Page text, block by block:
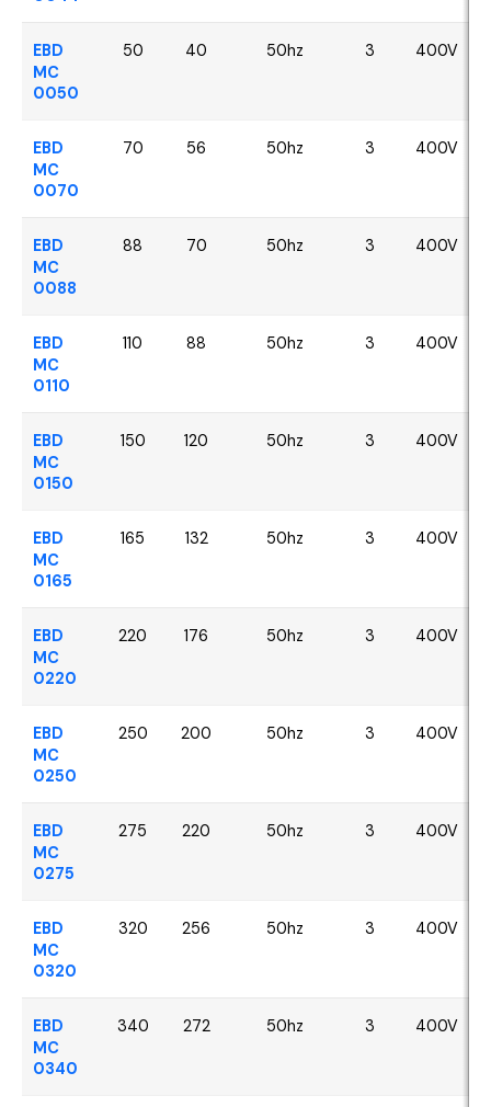
EBD
MC
0050
50 40 50hz 3 400V
EBD
MC
0070
70 56 50hz 3 400V
EBD
MC
0088
88 70 50hz 3 400V
EBD
MC
0110
110 88 50hz 3 400V
EBD
MC
0150
150 120 50hz 3 400V
EBD
MC
0165
165 132 50hz 3 400V
EBD
MC
0220
220 176 50hz 3 400V
EBD
MC
0250
250 200 50hz 3 400V
EBD
MC
0275
275 220 50hz 3 400V
EBD
MC
0320
320 256 50hz 3 400V
EBD
MC
0340
340 272 50hz 3 400V